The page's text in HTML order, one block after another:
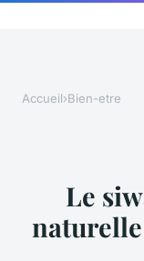
Accueil›Bien-etre
Le